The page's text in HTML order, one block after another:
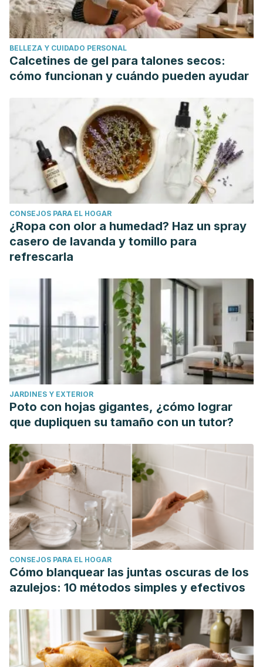
BELLEZA Y CUIDADO PERSONAL
Calcetines de gel para talones secos:
cómo funcionan y cuándo pueden ayudar
CONSEJOS PARA EL HOGAR
¿Ropa con olor a humedad? Haz un spray
casero de lavanda y tomillo para
refrescarla
JARDINES Y EXTERIOR
Poto con hojas gigantes, ¿cómo lograr
que dupliquen su tamaño con un tutor?
CONSEJOS PARA EL HOGAR
Cómo blanquear las juntas oscuras de los
azulejos: 10 métodos simples y efectivos